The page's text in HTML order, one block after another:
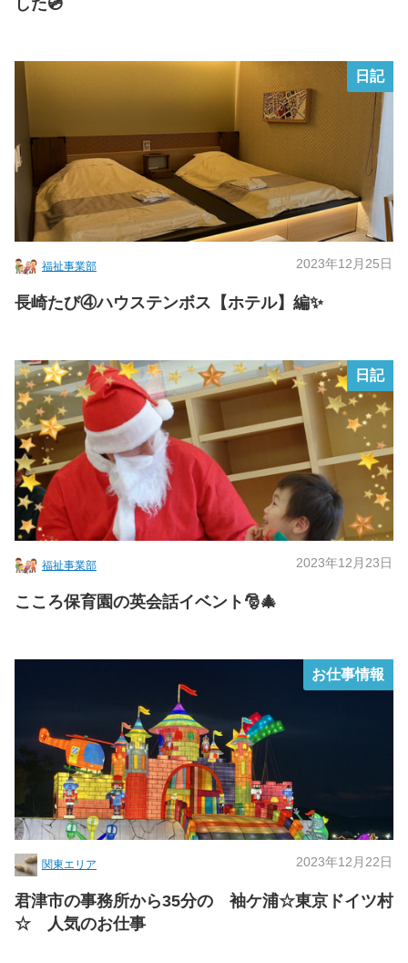
した💿
日記
福祉事業部 2023年12月25日
長崎たび④ハウステンボス【ホテル】編✨
日記
福祉事業部 2023年12月23日
こころ保育園の英会話イベント🎅🎄
お仕事情報
関東エリア 2023年12月22日
君津市の事務所から35分の 袖ケ浦☆東京ドイツ村
☆ 人気のお仕事